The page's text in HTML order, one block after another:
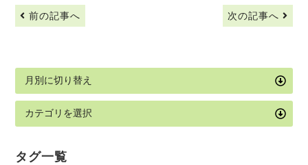
前の記事へ 次の記事へ
タグ一覧